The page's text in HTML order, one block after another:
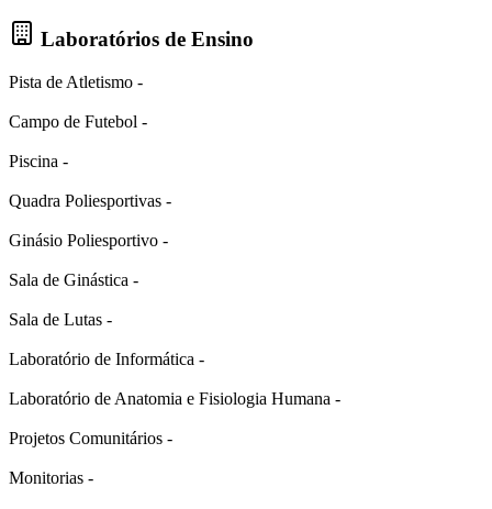
Laboratórios de Ensino
Pista de Atletismo -
Campo de Futebol -
Piscina -
Quadra Poliesportivas -
Ginásio Poliesportivo -
Sala de Ginástica -
Sala de Lutas -
Laboratório de Informática -
Laboratório de Anatomia e Fisiologia Humana -
Projetos Comunitários -
Monitorias -